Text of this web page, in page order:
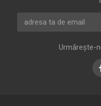
Urmărește-